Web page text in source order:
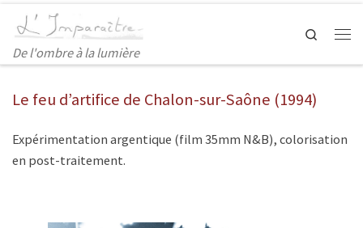
De l'ombre à la lumière
Search
Le feu d’artifice de Chalon-sur-Saône (1994)
Expérimentation argentique (film 35mm N&B), colorisation
en post-traitement.